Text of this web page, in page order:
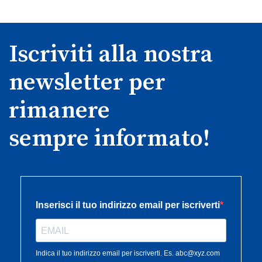
Iscriviti alla nostra
newsletter per
rimanere
sempre informato!